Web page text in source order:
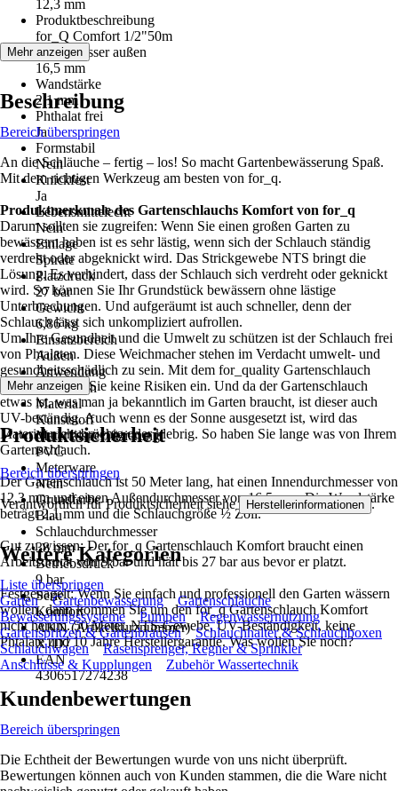
12,3 mm
Produktbeschreibung
for_Q Comfort 1/2"50m
Durchmesser außen
16,5 mm
Wandstärke
2,1 mm
Phthalat frei
Ja
Formstabil
Nein
Knickfest
Ja
Lebensmittelecht
Nein
Einlage
Spirale
Platzdruck
27 bar
Gewicht
6,86 kg
Einsatzbereich
Außen
Anwendung
Bewässern
Material
Kunststoff
Materialspezifizierung
PVC
Meterware
Nein
Grundfarbe
Blau
Schlauchdurchmesser
38 mm
Betriebsdruck
9 bar
Serie
Komfort
AKN (Artikelkurznummer)
X7D7
EAN
4306517274238
Mehr anzeigen
Beschreibung
Bereich überspringen
An die Schläuche – fertig – los! So macht Gartenbewässerung Spaß.
Mit dem richtigen Werkzeug am besten von for_q.
Produktmerkmale des Gartenschlauchs Komfort von for_q
Darum sollten sie zugreifen: Wenn Sie einen großen Garten zu
bewässern haben ist es sehr lästig, wenn sich der Schlauch ständig
verdreht oder abgeknickt wird. Das Strickgewebe NTS bringt die
Lösung. Es verhindert, dass der Schlauch sich verdreht oder geknickt
wird. So können Sie Ihr Grundstück bewässern ohne lästige
Unterbrechungen. Und aufgeräumt ist auch schneller, denn der
Schlauch lässt sich unkompliziert aufrollen.
Um Ihre Gesundheit und die Umwelt zu schützen ist der Schlauch frei
von Phtalaten. Diese Weichmacher stehen im Verdacht umwelt- und
gesundheitsschädlich zu sein. Mit dem for_quality Gartenschlauch
Komfort gehen Sie keine Risiken ein. Und da der Gartenschlauch
etwas ist, was man ja bekanntlich im Garten braucht, ist dieser auch
UV-beständig. Auch wenn es der Sonne ausgesetzt ist, wird das
Material nicht brüchig oder klebrig. So haben Sie lange was von Ihrem
Gartenschlauch.
Der Gartenschlauch ist 50 Meter lang, hat einen Innendurchmesser von
12,3 mm und einen Außendurchmesser von 16,5 mm. Die Wandstärke
beträgt 2,1 mm und die Schlauchgröße ½ Zoll.
Gut zu wissen: Der for_q Gartenschlauch Komfort braucht einen
Arbeitsdruck von 9 bar und hält bis 27 bar aus bevor er platzt.
Festgenagelt: Wenn Sie einfach und professionell den Garten wässern
wollen, dann kommen Sie um den for_q Gartenschlauch Komfort
nicht herum. 50 Meter, NTS-Gewebe, UV-Beständigkeit, keine
Phtalate und 10 Jahre Herstellergarantie. Was wollen Sie noch?
Mehr anzeigen
Produktsicherheit
Bereich überspringen
Verantwortlich für Produktsicherheit siehe Herstellerinformationen .
Weitere Kategorien
Liste überspringen
Garten
Gartenbewässerung
Gartenschläuche
Bewässerungssysteme
Pumpen
Regenwassernutzung
Gartenspritzen & Gartenbrausen
Schlauchhalter & Schlauchboxen
Schlauchwagen
Rasensprenger, Regner & Sprinkler
Anschlüsse & Kupplungen
Zubehör Wassertechnik
Kundenbewertungen
Bereich überspringen
Die Echtheit der Bewertungen wurde von uns nicht überprüft.
Bewertungen können auch von Kunden stammen, die die Ware nicht